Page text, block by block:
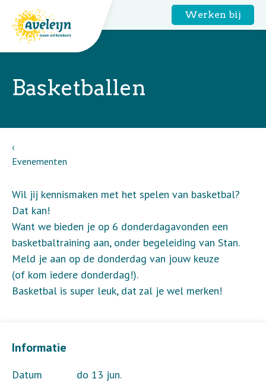
Werken bij
Basketballen
Evenementen
Informatie
Datum
do 13 jun.
Wil jij kennismaken met het spelen van basketbal?
Dat kan!
Want we bieden je op 6 donderdagavonden een
basketbaltraining aan, onder begeleiding van Stan.
Meld je aan op de donderdag van jouw keuze
(of kom iedere donderdag!).
Basketbal is super leuk, dat zal je wel merken!